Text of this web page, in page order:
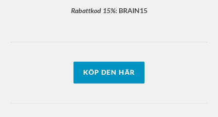
Rabattkod 15%: BRAIN15
KÖP DEN HÄR